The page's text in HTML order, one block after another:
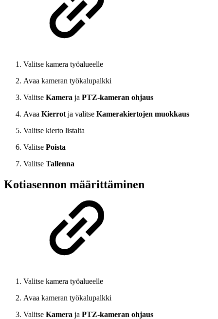
Valitse kamera työalueelle
Avaa kameran työkalupalkki
Valitse Kamera ja PTZ-kameran ohjaus
Avaa Kierrot ja valitse Kamerakiertojen muokkaus
Valitse kierto listalta
Valitse Poista
Valitse Tallenna
Kotiasennon määrittäminen
Valitse kamera työalueelle
Avaa kameran työkalupalkki
Valitse Kamera ja PTZ-kameran ohjaus